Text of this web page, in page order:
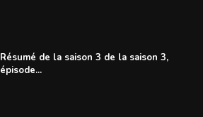
Résumé de la saison 3 de la saison 3,
épisode...